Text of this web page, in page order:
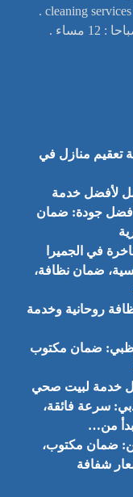
والتعقيم . شركة بيوت العين . cleaning services Al Ain .
تعقيم منازل في
لأفضل خدمة
جودة: ضمان
في الجميرا
ضمان نظافة،
روحانية وخدمة
ضمان مكتوب
خدمة لبيت صحي
سرعة فائقة،
من…
ضمان مكتوب،
شفافة